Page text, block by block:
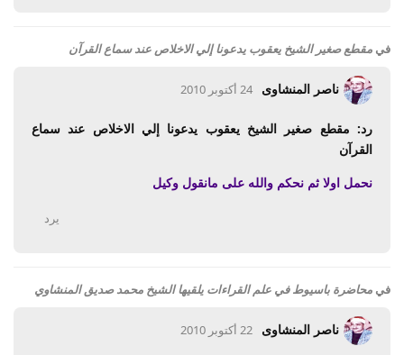
في مقطع صغير الشيخ يعقوب يدعونا إلي الاخلاص عند سماع القرآن
ناصر المنشاوى 24 أكتوبر 2010
رد: مقطع صغير الشيخ يعقوب يدعونا إلي الاخلاص عند سماع
القرآن
نحمل اولا ثم نحكم والله على مانقول وكيل
يرد
في محاضرة باسيوط في علم القراءات يلقيها الشيخ محمد صديق المنشاوي
ناصر المنشاوى 22 أكتوبر 2010